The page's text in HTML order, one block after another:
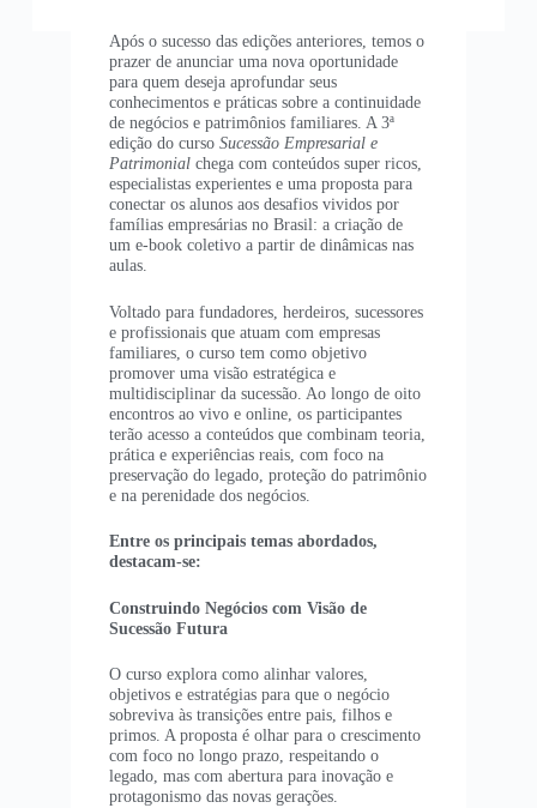
Após o sucesso das edições anteriores, temos o
prazer de anunciar uma nova oportunidade
para quem deseja aprofundar seus
conhecimentos e práticas sobre a continuidade
de negócios e patrimônios familiares. A 3ª
edição do curso Sucessão Empresarial e
Patrimonialchega com conteúdos super ricos,
especialistas experientes e uma proposta para
conectar os alunos aos desafios vividos por
famílias empresárias no Brasil: a criação de
um e-book coletivo a partir de dinâmicas nas
aulas.
Voltado para fundadores, herdeiros, sucessores
e profissionais que atuam com empresas
familiares, o curso tem como objetivo
promover uma visão estratégica e
multidisciplinar da sucessão. Ao longo de oito
encontros ao vivo e online, os participantes
terão acesso a conteúdos que combinam teoria,
prática e experiências reais, com foco na
preservação do legado, proteção do patrimônio
e na perenidade dos negócios.
Entre os principais temas abordados,
destacam-se:
Construindo Negócios com Visão de
Sucessão Futura
O curso explora como alinhar valores,
objetivos e estratégias para que o negócio
sobreviva às transições entre pais, filhos e
primos. A proposta é olhar para o crescimento
com foco no longo prazo, respeitando o
legado, mas com abertura para inovação e
protagonismo das novas gerações.